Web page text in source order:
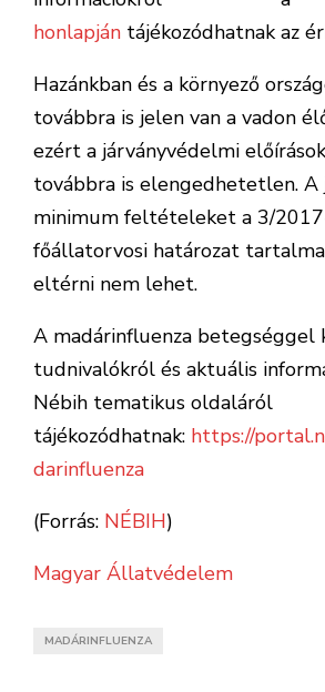
honlapján tájékozódhatnak az
Hazánkban és a környező
továbbra is jelen van a vadon
ezért a járványvédelmi
továbbra is elengedhetetlen. A
minimum feltételeket a 3/
főállatorvosi határozat
eltérni nem lehet.
A madárinfluenza betegséggel
tudnivalókról és aktuális
Nébih tematikus oldaláról
tájékozódhatnak: https://
darinfluenza
(Forrás: NÉBIH)
Magyar Állatvédelem
MADÁRINFLUENZA